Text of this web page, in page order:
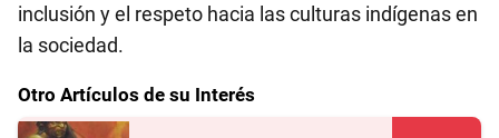
inclusión y el respeto hacia las culturas indígenas en
la sociedad.
Otro Artículos de su Interés